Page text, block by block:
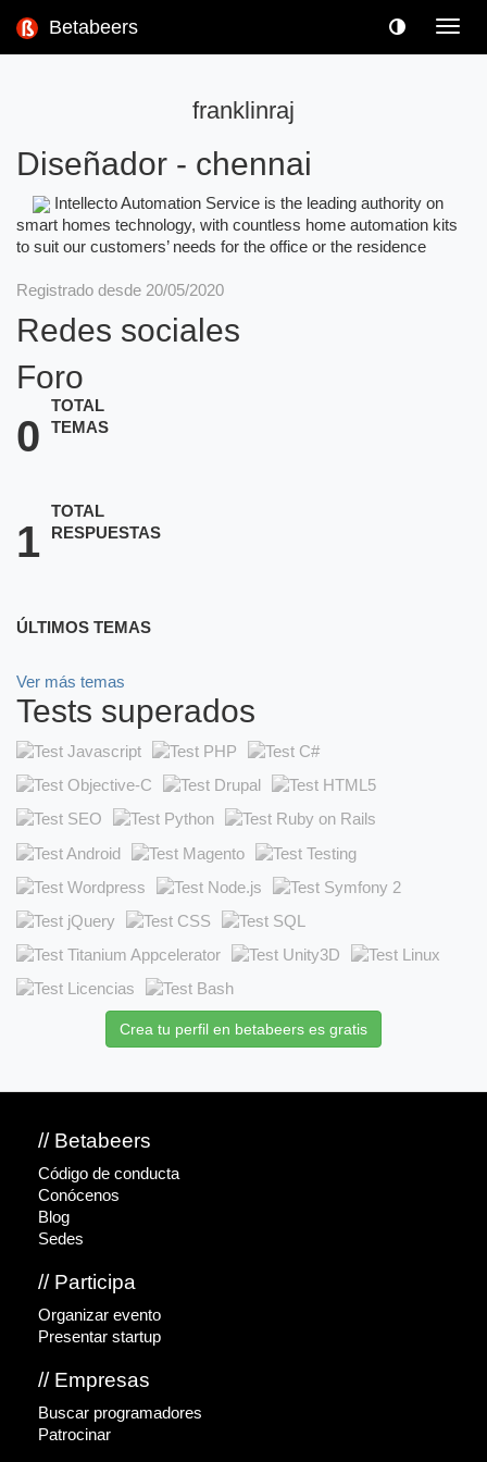
Betabeers
franklinraj
Diseñador - chennai
Intellecto Automation Service is the leading authority on
smart homes technology, with countless home automation kits
to suit our customers’ needs for the office or the residence
Registrado desde 20/05/2020
Redes sociales
Foro
0
TOTAL
TEMAS
1
TOTAL
RESPUESTAS
ÚLTIMOS TEMAS
Ver más temas
Tests superados
Crea tu perfil en betabeers es gratis
// Betabeers
Código de conducta
Conócenos
Blog
Sedes
// Participa
Organizar evento
Presentar startup
// Empresas
Buscar programadores
Patrocinar